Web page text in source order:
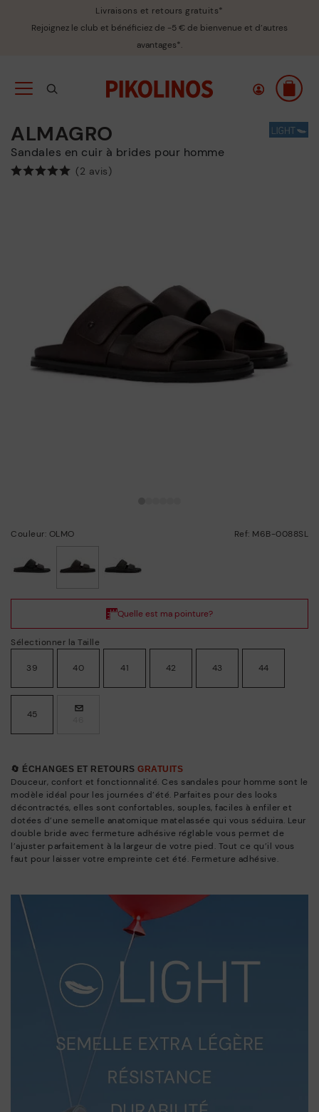
Livraisons et retours gratuits*
Rejoignez le club et bénéficiez de -5 € de bienvenue et d’autres
avantages*.
ALMAGRO
Sandales en cuir à brides pour homme
(2 avis)
Couleur: OLMO Ref: M6B-0088SL
Sélectionner la Taille
39 40 41 42 43 44
45
🔄 ÉCHANGES ET RETOURS GRATUITS
Douceur, confort et fonctionnalité. Ces sandales pour homme sont le
modèle idéal pour les journées d’été. Parfaites pour des looks
décontractés, elles sont confortables, souples, faciles à enfiler et
dotées d’une semelle anatomique matelassée qui vous séduira. Leur
double bride avec fermeture adhésive réglable vous permet de
l’ajuster parfaitement à la largeur de votre pied. Tout ce qu’il vous
faut pour laisser votre empreinte cet été. Fermeture adhésive.